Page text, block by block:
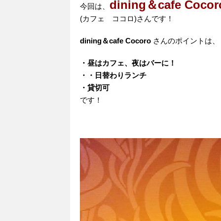
今回は、 dining＆cafe
(カフェ ココロ)さんです！
dining＆cafe Cocoro さんのポイントは、
・昼はカフェ、夜はバーに！
・・日替わりランチ
・貸切可
です！